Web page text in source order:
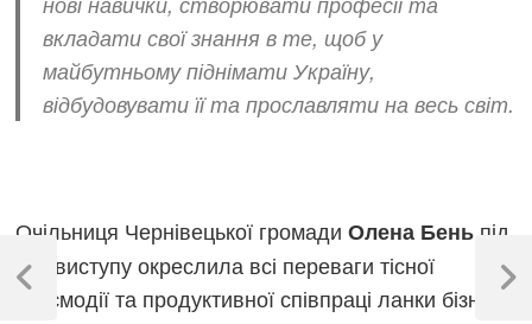
вкладати свої знання в те, щоб у
майбутньому піднімати Україну,
відбудовувати її та прославляти на весь світ.
Очільниця Чернівецької громадиОлена Бень під
час виступу окреслила всі переваги тісної
взаємодії та продуктивної співпраці ланки бізнес-
Навігація
записів
Previous
Next